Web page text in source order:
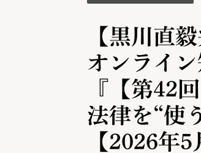
【黒川直
オンライ
『【第42
法律を“使
【2026年